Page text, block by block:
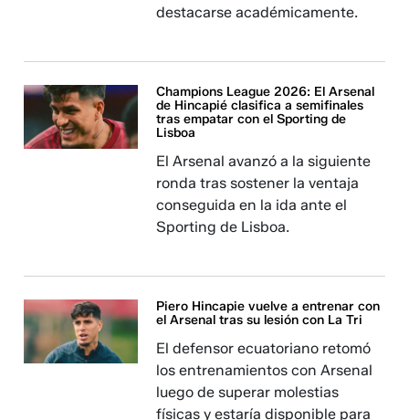
destacarse académicamente.
Champions League 2026: El Arsenal
de Hincapié clasifica a semifinales
tras empatar con el Sporting de
Lisboa
El Arsenal avanzó a la siguiente
ronda tras sostener la ventaja
conseguida en la ida ante el
Sporting de Lisboa.
Piero Hincapie vuelve a entrenar con
el Arsenal tras su lesión con La Tri
El defensor ecuatoriano retomó
los entrenamientos con Arsenal
luego de superar molestias
físicas y estaría disponible para